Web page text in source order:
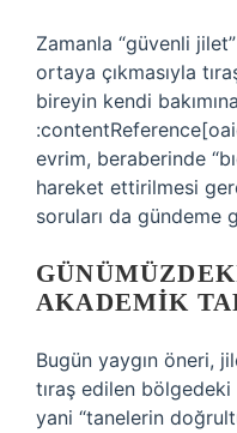
Zamanla “güvenli
ortaya çıkmasıyla
bireyin kendi
evrim, beraberinde
hareket ettirilmesi
soruları da gündeme
AKADEMIK
Bugün yaygın öneri,
tıraş edilen bölgedeki
yani “tanelerin